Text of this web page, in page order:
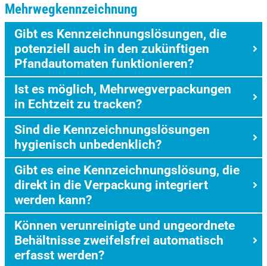
Mehrwegkennzeichnung
Gibt es Kennzeichnungslösungen, die
potenziell auch in den zukünftigen
Pfandautomaten funktionieren?
Ist es möglich, Mehrwegverpackungen
in Echtzeit zu tracken?
Sind die Kennzeichnungslösungen
hygienisch unbedenklich?
Gibt es eine Kennzeichnungslösung, die
direkt in die Verpackung integriert
werden kann?
Können verunreinigte und ungeordnete
Behältnisse zweifelsfrei automatisch
erfasst werden?